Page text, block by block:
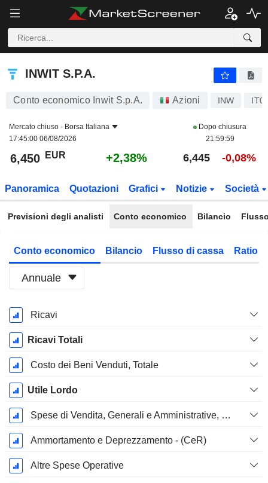
INWIT S.P.A.
INWIT S.P.A.
Conto economico Inwit S.p.A. Azioni INW
Mercato chiuso - Borsa Italiana
17:45:00 06/08/2026
Dopo chiusura
21:59:59
6,450 EUR +2,38% 6,445 -0,08%
Panoramica Quotazioni Grafici Notizie Società
Previsioni degli analisti Conto economico Bilancio
Conto economico Bilancio Flusso di cassa Ratio
Annuale
Periodo
Fiscale:
Dicembre
Ricavi
Ricavi Totali
Costo dei Beni Venduti, Totale
Utile Lordo
Spese di Vendita, Generali e Amministrative, Totale
Ammortamento e Deprezzamento - (CeR)
Altre Spese Operative